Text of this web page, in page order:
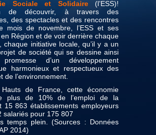
Sociale et Solidaire(l’ESS)!
de découvrir, à travers des
des spectacles et des rencontres
mois de novembre, l’ESS et ses
Région et de voir derrière chaque
chaque initiative locale, qu’il y a un
de société qui se dessine ainsi
d’un développement
harmonieux et respectueux des
de l’environnement.
de France, cette économie
plus de 10% de l’emploi de la
15 863 établissements employeurs
salariés pour 175 807
temps plein. (Sources : Données
2014)